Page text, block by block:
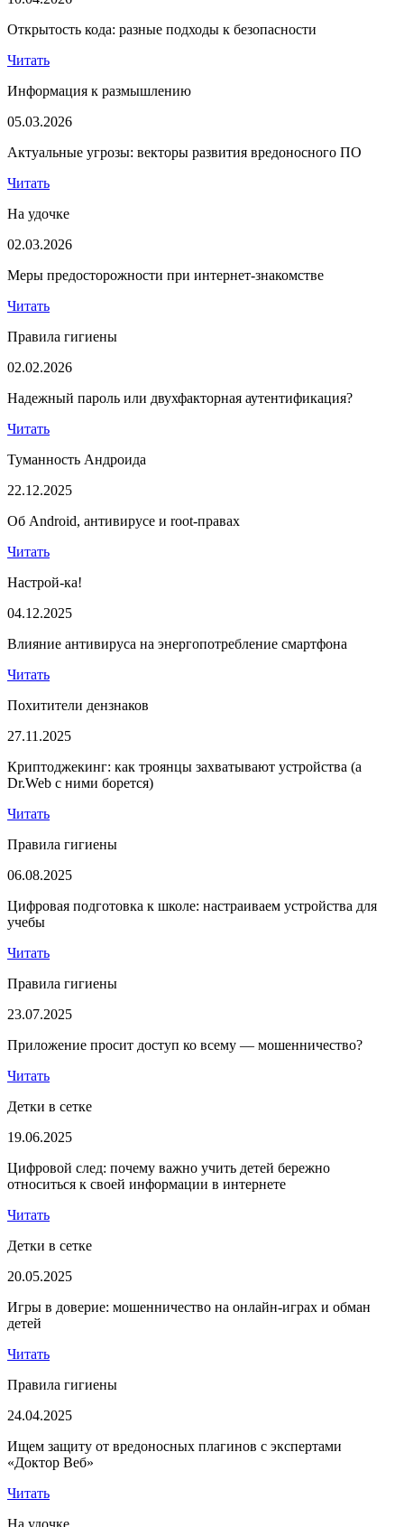
Открытость кода: разные подходы к безопасности
Читать
Информация к размышлению
05.03.2026
Актуальные угрозы: векторы развития вредоносного ПО
Читать
На удочке
02.03.2026
Меры предосторожности при интернет-знакомстве
Читать
Правила гигиены
02.02.2026
Надежный пароль или двухфакторная аутентификация?
Читать
Туманность Андроида
22.12.2025
Об Android, антивирусе и root-правах
Читать
Настрой-ка!
04.12.2025
Влияние антивируса на энергопотребление смартфона
Читать
Похитители дензнаков
27.11.2025
Криптоджекинг: как троянцы захватывают устройства (а
Dr.Web с ними борется)
Читать
Правила гигиены
06.08.2025
Цифровая подготовка к школе: настраиваем устройства для
учебы
Читать
Правила гигиены
23.07.2025
Приложение просит доступ ко всему — мошенничество?
Читать
Детки в сетке
19.06.2025
Цифровой след: почему важно учить детей бережно
относиться к своей информации в интернете
Читать
Детки в сетке
20.05.2025
Игры в доверие: мошенничество на онлайн-играх и обман
детей
Читать
Правила гигиены
24.04.2025
Ищем защиту от вредоносных плагинов с экспертами
«Доктор Веб»
Читать